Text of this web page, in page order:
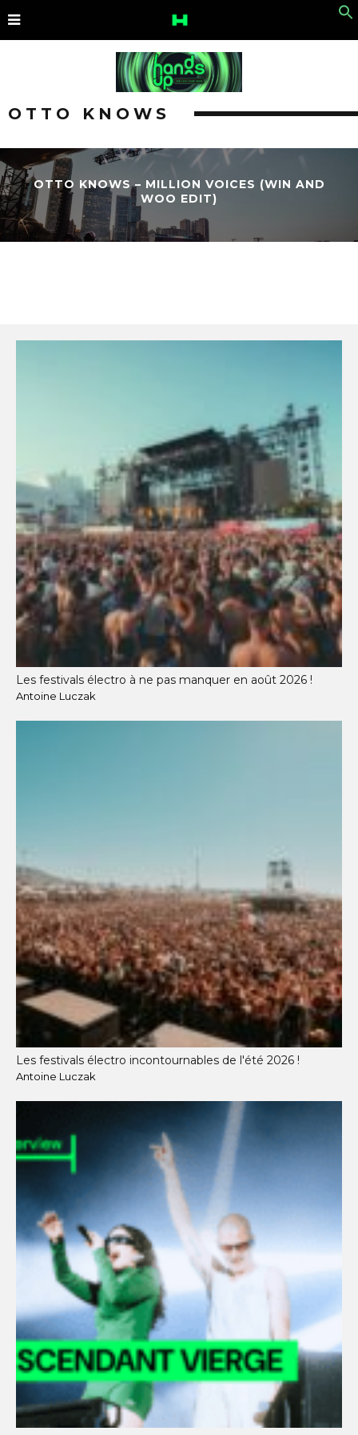
OTTO KNOWS
OTTO KNOWS – MILLION VOICES (WIN AND
WOO EDIT)
Les festivals électro à ne pas manquer en août 2026 !
Antoine Luczak
Les festivals électro incontournables de l'été 2026 !
Antoine Luczak